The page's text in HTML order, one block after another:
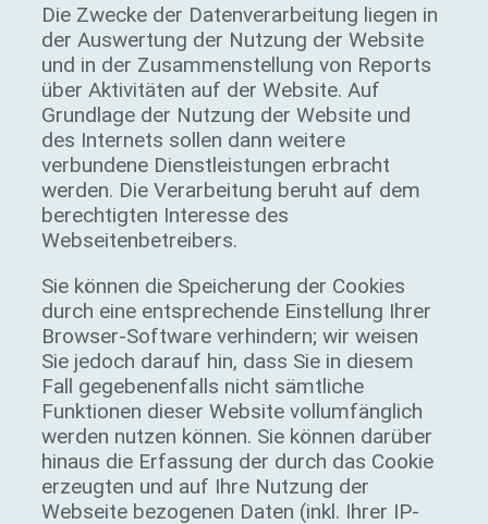
Die Zwecke der Datenverarbeitung liegen in
der Auswertung der Nutzung der Website
und in der Zusammenstellung von Reports
über Aktivitäten auf der Website. Auf
Grundlage der Nutzung der Website und
des Internets sollen dann weitere
verbundene Dienstleistungen erbracht
werden. Die Verarbeitung beruht auf dem
berechtigten Interesse des
Webseitenbetreibers.
Sie können die Speicherung der Cookies
durch eine entsprechende Einstellung Ihrer
Browser-Software verhindern; wir weisen
Sie jedoch darauf hin, dass Sie in diesem
Fall gegebenenfalls nicht sämtliche
Funktionen dieser Website vollumfänglich
werden nutzen können. Sie können darüber
hinaus die Erfassung der durch das Cookie
erzeugten und auf Ihre Nutzung der
Webseite bezogenen Daten (inkl. Ihrer IP-